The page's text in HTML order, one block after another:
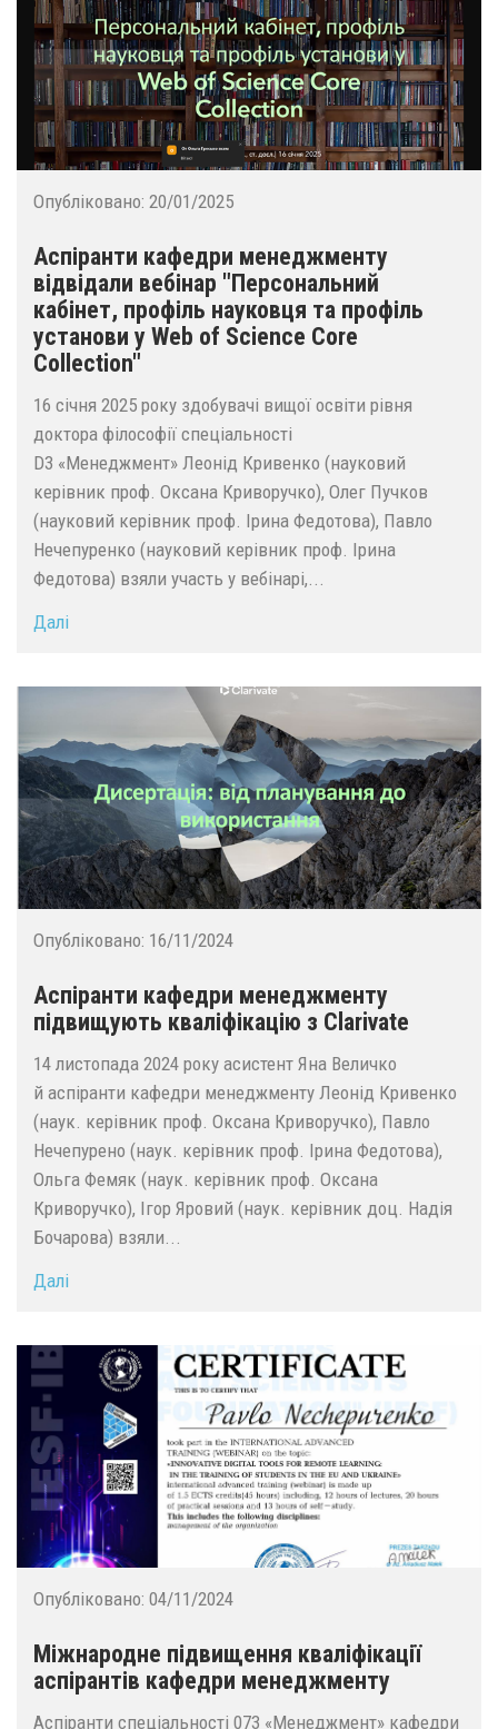
Опубліковано: 20/01/2025
Аспіранти кафедри менеджменту
відвідали вебінар "Персональний
кабінет, профіль науковця та профіль
установи у Web of Science Core
Collection"
16 січня 2025 року здобувачі вищої освіти рівня
доктора філософії спеціальності
D3 «Менеджмент» Леонід Кривенко (науковий
керівник проф. Оксана Криворучко), Олег Пучков
(науковий керівник проф. Ірина Федотова), Павло
Нечепуренко (науковий керівник проф. Ірина
Федотова) взяли участь у вебінарі,...
Далі
Опубліковано: 16/11/2024
Аспіранти кафедри менеджменту
підвищують кваліфікацію з Clarivate
14 листопада 2024 року асистент Яна Величко
й аспіранти кафедри менеджменту Леонід Кривенко
(наук. керівник проф. Оксана Криворучко), Павло
Нечепурено (наук. керівник проф. Ірина Федотова),
Ольга Фемяк (наук. керівник проф. Оксана
Криворучко), Ігор Яровий (наук. керівник доц. Надія
Бочарова) взяли...
Далі
Опубліковано: 04/11/2024
Міжнародне підвищення кваліфікації
аспірантів кафедри менеджменту
Аспіранти спеціальності 073 «Менеджмент» кафедри